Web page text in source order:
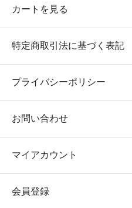
カートを見る
特定商取引法に基づく表記
プライバシーポリシー
お問い合わせ
マイアカウント
会員登録